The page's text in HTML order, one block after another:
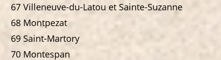
67 Villeneuve-du-Latou et Sainte-Suzanne
68 Montpezat
69 Saint-Martory
70 Montespan